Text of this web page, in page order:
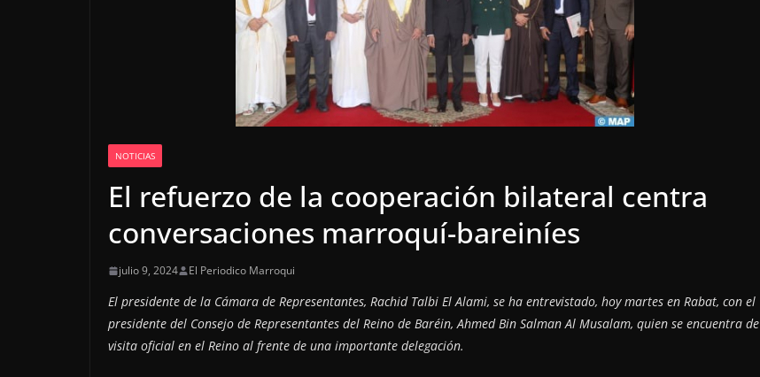
NOTICIAS
El refuerzo de la cooperación bilateral centra
conversaciones marroquí-bareiníes
julio 9, 2024 El Periodico Marroqui
El presidente de la Cámara de Representantes, Rachid Talbi El Alami, se ha entrevistado, hoy martes en Rabat, con el
presidente del Consejo de Representantes del Reino de Baréin, Ahmed Bin Salman Al Musalam, quien se encuentra de
visita oficial en el Reino al frente de una importante delegación.